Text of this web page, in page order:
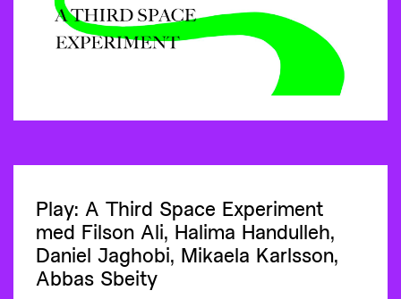
Play: A Third Space Experiment
med Filson Ali, Halima Handulleh,
Daniel Jaghobi, Mikaela Karlsson,
Abbas Sbeity